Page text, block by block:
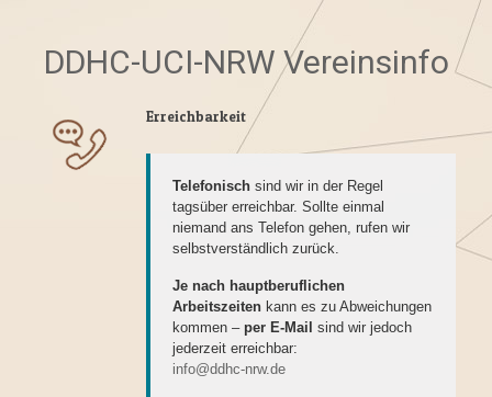
DDHC-UCI-NRW Vereinsinfo
Erreichbarkeit
Telefonisch sind wir in der Regel
tagsüber erreichbar. Sollte einmal
niemand ans Telefon gehen, rufen wir
selbstverständlich zurück.
Je nach hauptberuflichen
Arbeitszeiten kann es zu Abweichungen
kommen – per E-Mail sind wir jedoch
jederzeit erreichbar:
info@ddhc-nrw.de